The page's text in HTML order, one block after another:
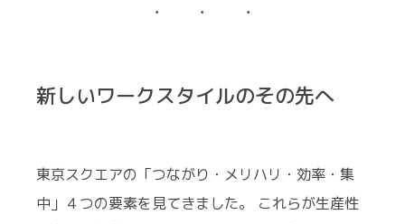
新しいワークスタイルのその先へ
東京スクエアの「つながり・メリハリ・効率・集
中」４つの要素を見てきました。 これらが生産性